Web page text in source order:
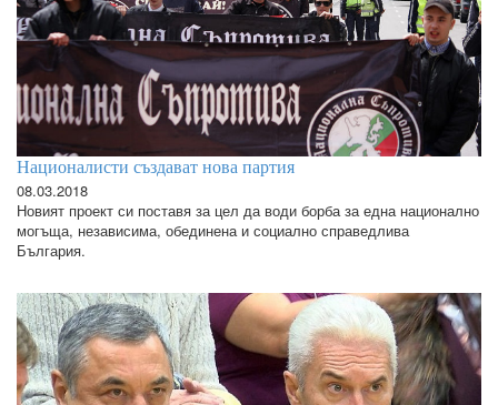
Националисти създават нова партия
08.03.2018
Новият проект си поставя за цел да води борба за една национално
могъща, независима, обединена и социално справедлива
България.